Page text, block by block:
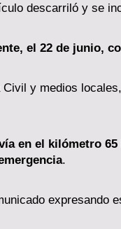
descarriló y se
el 22 de junio,
y medios
en el kilómetro
.
expresando